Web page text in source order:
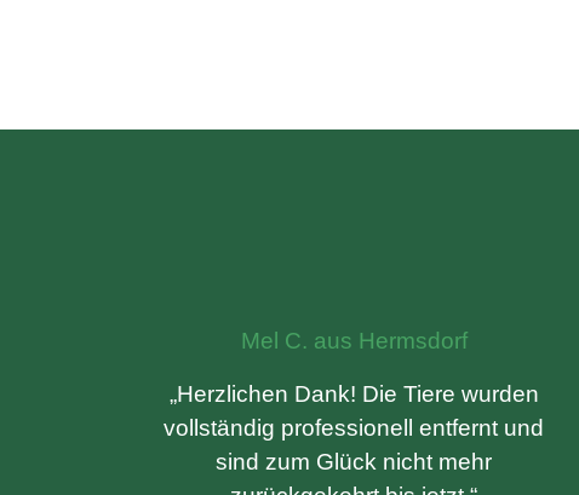
Mel C. aus Hermsdorf
„Herzlichen Dank! Die Tiere wurden
vollständig professionell entfernt und
sind zum Glück nicht mehr